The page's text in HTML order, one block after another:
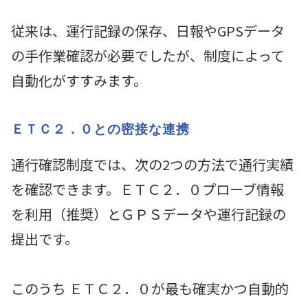
従来は、運行記録の保存、日報やGPSデータ
の手作業確認が必要でしたが、制度によって
自動化がすすみます。
ＥＴＣ２．０との密接な連携
通行確認制度では、次の2つの方法で通行実績
を確認できます。ＥＴＣ２．０プローブ情報
を利用（推奨）とＧＰＳデータや運行記録の
提出です。
このうち ＥＴＣ２．０が最も確実かつ自動的